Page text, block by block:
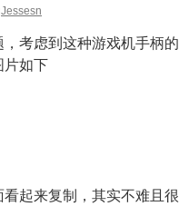
Jessesn
考虑到这种游戏机手柄
片如下
起来复制，其实不难且